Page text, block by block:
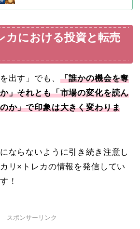
カにおける投資と転売
出す」でも、 「誰かの機会を奪
」それとも「市場の変化を読ん
か」で印象は大きく変わりま
ならないように引き続き注意し
リ×トレカの情報を発信してい
！
スポンサーリンク